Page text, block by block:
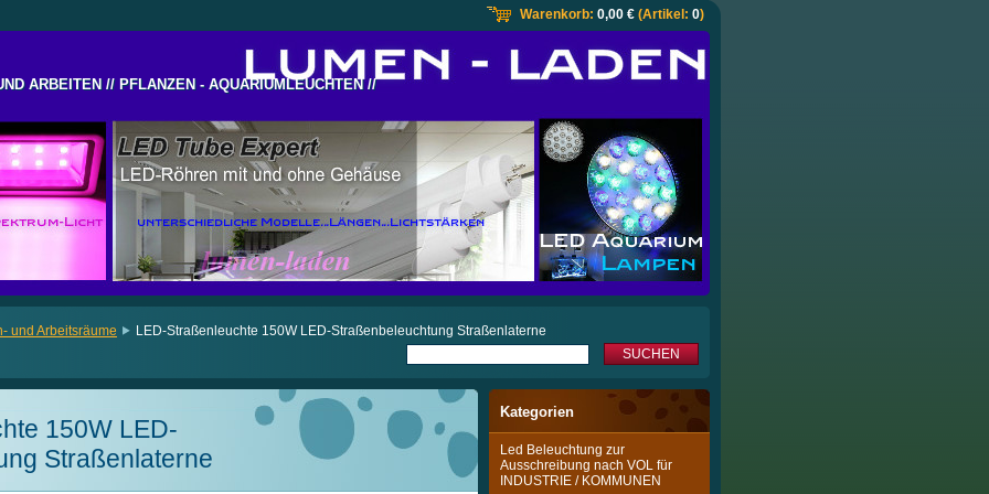
Warenkorb: 0,00 € (Artikel: 0)
ARBEITEN // PFLANZEN - AQUARIUMLEUCHTEN //
ARBEITEN // PFLANZEN - AQUARIUMLEUCHTEN //
und Arbeitsräume LED-Straßenleuchte 150W LED-Straßenbeleuchtung Straßenlaterne
150W LED-
Straßenlaterne
Kategorien
Led Beleuchtung zur
Ausschreibung nach VOL für
INDUSTRIE / KOMMUNEN